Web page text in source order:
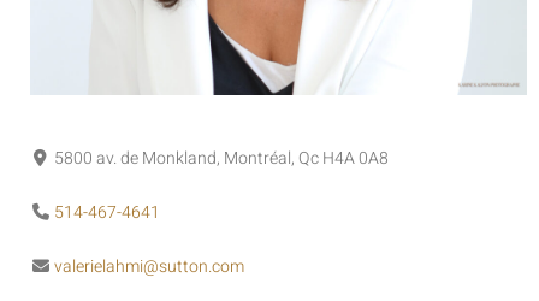
5800 av. de Monkland, Montréal, Qc H4A 0A8
514-467-4641
valerielahmi@sutton.com